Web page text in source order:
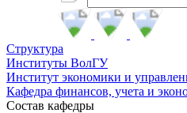
Структура
Институты ВолГУ
Институт экономики и
Кафедра финансов, учета и
Состав кафедры